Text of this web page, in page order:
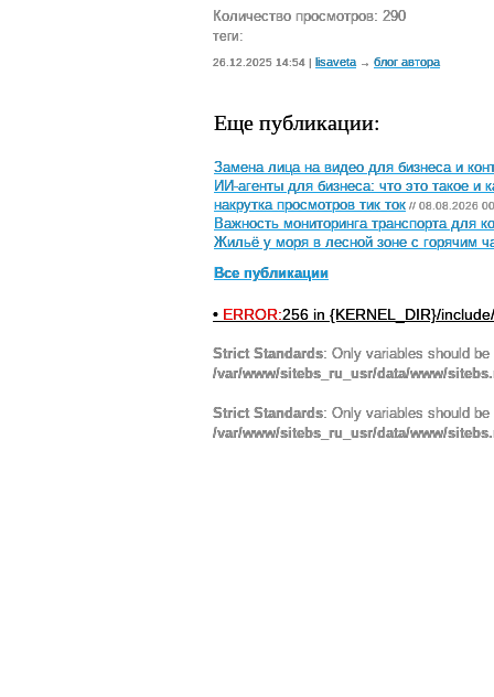
Количество просмотров: 290
теги:
26.12.2025 14:54 | lisaveta → блог автора
Еще публикации:
Замена лица на видео для бизнеса и
ИИ-агенты для бизнеса: что это такое и
накрутка просмотров тик ток // 08.08.2026
Важность мониторинга транспорта для
Жильё у моря в лесной зоне с горячим
Все публикации
• ERROR:256 in {KERNEL_DIR}/
Strict Standards: Only variables should
/var/www/sitebs_ru_usr/data/www/
Strict Standards: Only variables should
/var/www/sitebs_ru_usr/data/www/